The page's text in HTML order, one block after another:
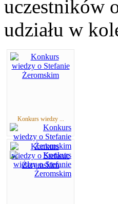
uczestników
udziału w
Konkurs wiedzy ...